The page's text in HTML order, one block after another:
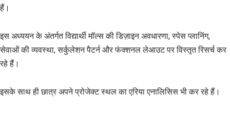
हैं।
इस अध्ययन के अंतर्गत विद्यार्थी मॉल्स की डिज़ाइन अवधारणा, स्पेस प्लानिंग,
सेवाओं की व्यवस्था, सर्कुलेशन पैटर्न और फंक्शनल लेआउट पर विस्तृत रिसर्च कर
रहे हैं।
इसके साथ ही छात्र अपने प्रोजेक्ट स्थल का एरिया एनालिसिस भी कर रहे हैं।